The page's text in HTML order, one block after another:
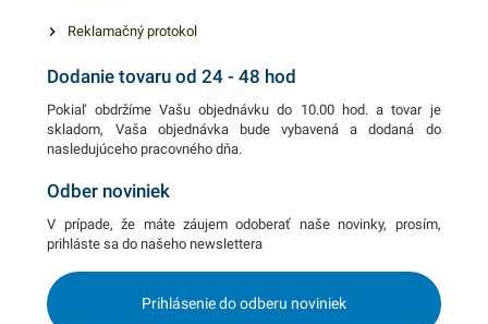
Reklamačný protokol
Dodanie tovaru od 24 - 48 hod
Pokiaľ obdržíme Vašu objednávku do 10.00 hod. a tovar je
skladom, Vaša objednávka bude vybavená a dodaná do
nasledujúceho pracovného dňa.
Odber noviniek
V prípade, že máte záujem odoberať naše novinky, prosím,
prihláste sa do našeho newslettera
Prihlásenie do odberu noviniek